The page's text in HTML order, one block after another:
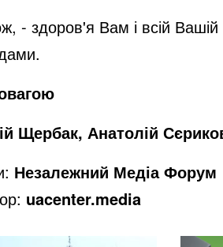
- здоров'я Вам і всій Вашій
Щербак, Анатолій
Незалежний Медіа Форум
uacenter.media